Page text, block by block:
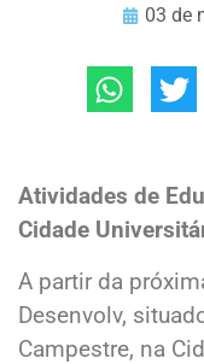
03 de
Atividades de
Cidade
A partir da
Desenvolv,
Campestre, na